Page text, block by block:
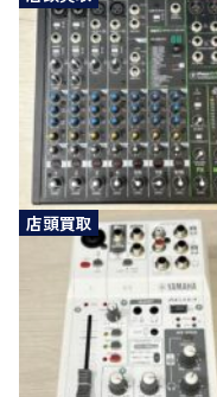
店頭買取